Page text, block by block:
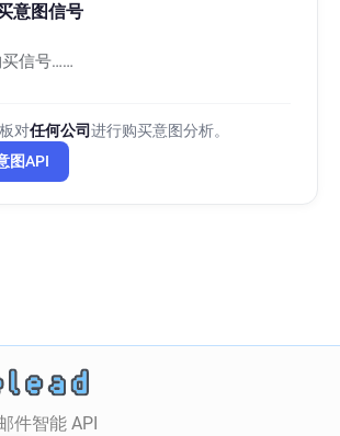
意图信号
信号……
对任何公司进行购买意图分析。
图API
件智能 API